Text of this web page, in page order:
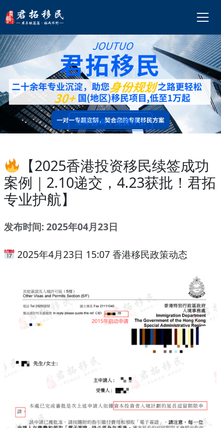
立即咨询，免费评估
【2025香港投资移民续签成功
案例｜2.10递交，4.23获批！君拓
专业护航】
发布时间: 2025年04月23日
2025年4月23日 15:07 香港移民政策动态